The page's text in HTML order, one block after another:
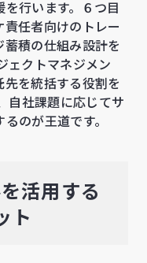
行います。６つ目
任者向けのトレー
積の仕組み設計を
ェクトマネジメン
を統括する役割を
自社課題に応じてサ
のが王道です。
活用する
ト